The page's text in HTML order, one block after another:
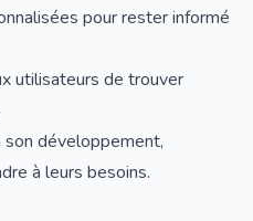
pour rester informé
utilisateurs de trouver
développement,
à leurs besoins.